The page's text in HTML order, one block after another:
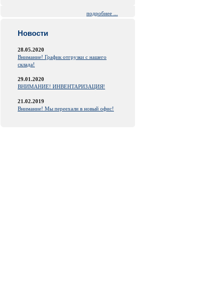
подробнее ...
Новости
28.05.2020
Внимание! График отгрузки с нашего
склада!
29.01.2020
ВНИМАНИЕ! ИНВЕНТАРИЗАЦИЯ!
21.02.2019
Внимание! Мы переехали в новый офис!